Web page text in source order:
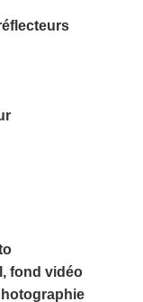
fond vidéo